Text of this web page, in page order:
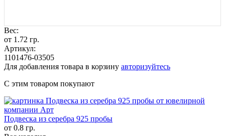
Вес:
от 1.72 гр.
Артикул:
1101476-03505
Для добавления товара в корзину авторизуйтесь
С этим товаром покупают
Подвеска из серебра 925 пробы
от 0.8 гр.